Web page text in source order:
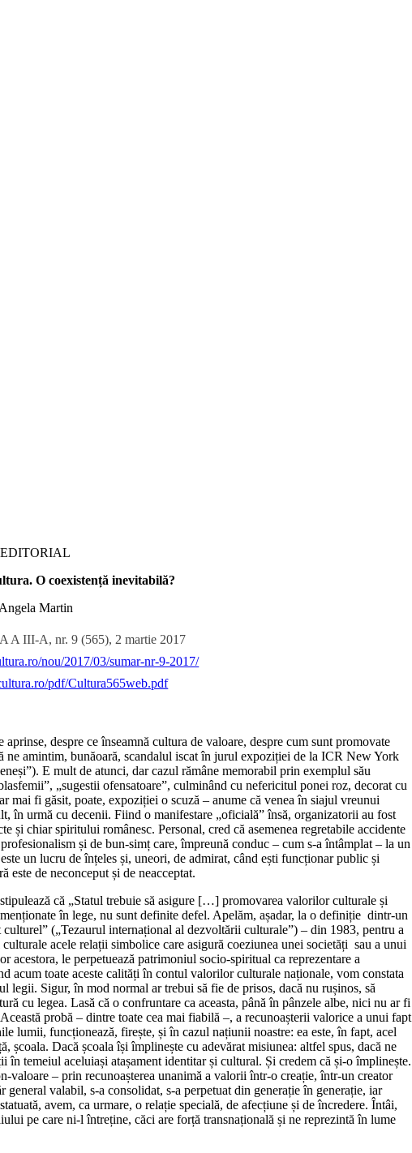
EDITORIAL
O coexistență inevitabilă?
Angela Martin
A III-A, nr. 9 (565), 2 martie 2017
nou/2017/03/sumar-nr-9-2017/
pdf/Cultura565web.pdf
despre ce înseamnă cultura de valoare, despre cum sunt promovate
ne amintim, bunăoară, scandalul iscat în jurul expoziției de la ICR New York
E mult de atunci, dar cazul rămâne memorabil prin exemplul său
„sugestii ofensatoare”, culminând cu nefericitul ponei roz, decorat cu
mai fi găsit, poate, expoziției o scuză – anume că venea în siajul vreunui
în urmă cu decenii. Fiind o manifestare „oficială” însă, organizatorii au fost
și chiar spiritului românesc. Personal, cred că asemenea regretabile accidente
și de bun-simț care, împreună conduc – cum s-a întâmplat – la un
un lucru de înțeles și, uneori, de admirat, când ești funcționar public și
este de neconceput și de neacceptat.
că „Statul trebuie să asigure […] promovarea valorilor culturale și
în lege, nu sunt definite defel. Apelăm, așadar, la o definiție dintr-un
(„Tezaurul internațional al dezvoltării culturale”) – din 1983, pentru a
acele relații simbolice care asigură coeziunea unei societăți sau a unui
acestora, le perpetuează patrimoniul socio-spiritual ca reprezentare a
acum toate aceste calități în contul valorilor culturale naționale, vom constata
Sigur, în mod normal ar trebui să fie de prisos, dacă nu rușinos, să
cu legea. Lasă că o confruntare ca aceasta, până în pânzele albe, nici nu ar fi
probă – dintre toate cea mai fiabilă –, a recunoașterii valorice a unui fapt
lumii, funcționează, firește, și în cazul națiunii noastre: ea este, în fapt, acel
Dacă școala își împlinește cu adevărat misiunea: altfel spus, dacă ne
temeiul aceluiași atașament identitar și cultural. Și credem că și-o împlinește.
– prin recunoașterea unanimă a valorii într-o creație, într-un creator
valabil, s-a consolidat, s-a perpetuat din generație în generație, iar
avem, ca urmare, o relație specială, de afecțiune și de încredere. Întâi,
pe care ni-l întreține, căci are forță transnațională și ne reprezintă în lume